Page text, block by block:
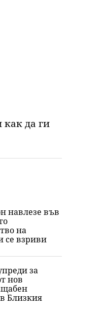
как да ги
навлезе във
на
се взриви
за
нов
Близкия